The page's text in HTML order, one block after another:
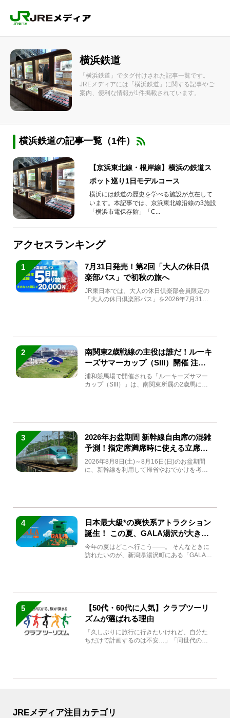
横浜鉄道
「横浜鉄道」でタグ付けされた記事一覧です。
JREメディアには「横浜鉄道」に関する記事やご
案内、便利な情報が1件掲載されています。
横浜鉄道の記事一覧（1件）
【京浜東北線・根岸線】横浜の鉄道ス
ポット巡り1日モデルコース
横浜には鉄道の歴史を学べる施設が点在して
います。本記事では、京浜東北線沿線の3施設
「横浜市電保存館」「C...
アクセスランキング
1
7月31日発売！第2回「大人の休日倶
楽部パス」で初秋の旅へ
JR東日本では、大人の休日倶楽部会員限定の
「大人の休日倶楽部パス」を2026年7月31日
2
南関東2歳戦線の主役は誰だ！ルーキ
ーズサマーカップ（SIII）開催 注目
馬と見どころをチェック
浦和競馬場で開催される「ルーキーズサマー
カップ（SIII）」は、南関東所属の2歳馬によ
3
2026年お盆期間 新幹線自由席の混雑
予測！指定席満席時に使える立席特
急券も解説
2026年8月8日(土)～8月16日(日)のお盆期間
に、新幹線を利用して帰省やおでかけを考え
4
日本最大級*の爽快系アトラクション
誕生！ この夏、GALA湯沢が大きく
生まれ変わる
今年の夏はどこへ行こう――。 そんなときに
訪れたいのが、新潟県湯沢町にある「GALA湯
5
【50代・60代に人気】クラブツーリ
ズムが選ばれる理由
「久しぶりに旅行に行きたいけれど、自分た
ちだけで計画するのは不安…」「同世代の方
JREメディア注目カテゴリ